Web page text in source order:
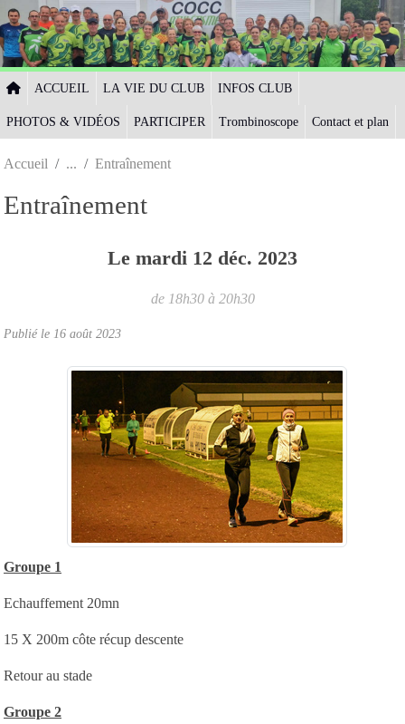
ACCUEIL LA VIE DU CLUB INFOS CLUB
PHOTOS & VIDÉOS PARTICIPER Trombinoscope Contact et plan
Accueil Entraînement
Entraînement
Le mardi 12 déc. 2023
de 18h30 à 20h30
Publié le 16 août 2023
Groupe 1
Echauffement 20mn
15 X 200m côte récup descente
Retour au stade
Groupe 2
Panneau de gestion des cookies